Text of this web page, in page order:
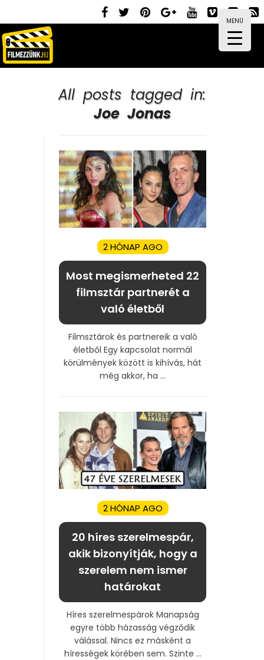
MENÜ
All posts tagged in:
Joe Jonas
2 HÓNAP AGO
Most megismerheted 22
filmsztár partnerét a
való életből
Filmsztárok és partnereik a való
életből Egy kapcsolat normál
körülmények között is kihívás, hát
még akkor, ha ...
2 HÓNAP AGO
20 híres szerelmespár,
akik bizonyítják, hogy a
szerelem nem ismer
határokat
Híres szerelmespárok Manapság
egyre több házasság végződik
válással. Nincs ez másként a
hírességek körében sem. Szinte ...